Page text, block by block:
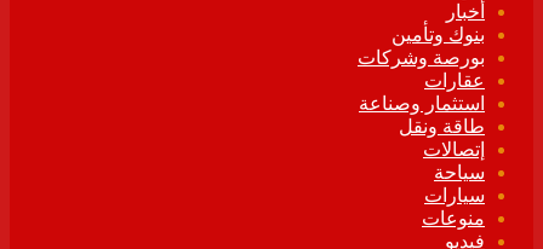
أخبار
بنوك وتأمين
بورصة وشركات
عقارات
استثمار وصناعة
طاقة ونقل
إتصالات
سياحة
سيارات
منوعات
فيديو